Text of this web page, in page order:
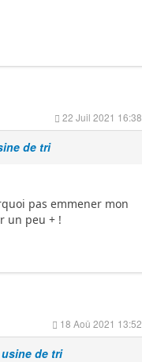
22 Juil 2021 16:38
de tri
pas emmener mon
un peu + !
18 Aoû 2021 13:52
de tri